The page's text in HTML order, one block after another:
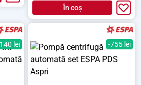
În coș
lei -755 lei